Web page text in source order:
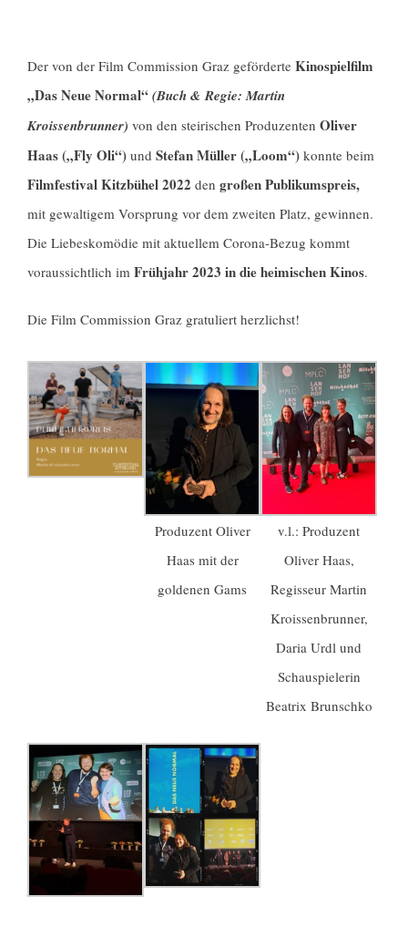
Der von der Film Commission Graz geförderte Kinospielfilm
„Das Neue Normal“(Buch & Regie: Martin
Kroissenbrunner) von den steirischen Produzenten Oliver
Haas („Fly Oli“) und Stefan Müller („Loom“) konnte beim
Filmfestival Kitzbühel 2022 den großen Publikumspreis,
mit gewaltigem Vorsprung vor dem zweiten Platz, gewinnen.
Die Liebeskomödie mit aktuellem Corona-Bezug kommt
voraussichtlich im Frühjahr 2023 in die heimischen Kinos.
Die Film Commission Graz gratuliert herzlichst!
Produzent Oliver
Haas mit der
goldenen Gams
v.l.: Produzent
Oliver Haas,
Regisseur Martin
Kroissenbrunner,
Daria Urdl und
Schauspielerin
Beatrix Brunschko